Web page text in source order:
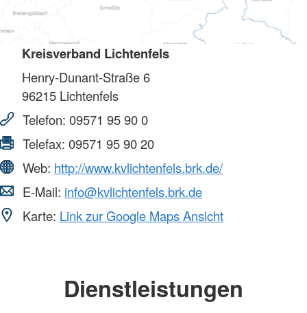
Kreisverband Lichtenfels
Henry-Dunant-Straße 6
96215 Lichtenfels
Telefon: 09571 95 90 0
Telefax: 09571 95 90 20
Web: http://www.kvlichtenfels.brk.de/
E-Mail: info@kvlichtenfels.brk.de
Karte: Link zur Google Maps Ansicht
Dienstleistungen